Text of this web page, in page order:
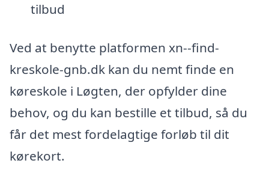
tilbud
Ved at benytte platformen xn--find-
kreskole-gnb.dk kan du nemt finde en
køreskole i Løgten, der opfylder dine
behov, og du kan bestille et tilbud, så du
får det mest fordelagtige forløb til dit
kørekort.